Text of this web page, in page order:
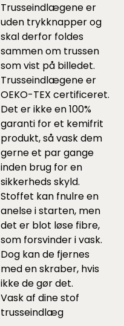
Trusseindlægene er
uden trykknapper og
skal derfor foldes
sammen om trussen
som vist på billedet.
Trusseindlægene er
OEKO-TEX certificeret.
Det er ikke en 100%
garanti for et kemifrit
produkt, så vask dem
gerne et par gange
inden brug for en
sikkerheds skyld.
Stoffet kan fnulre en
anelse i starten, men
det er blot løse fibre,
som forsvinder i vask.
Dog kan de fjernes
med en skraber, hvis
ikke de gør det.
Vask af dine stof
trusseindlæg